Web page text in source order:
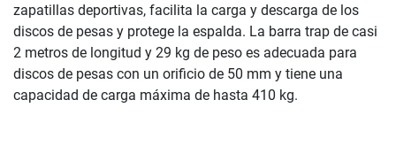
zapatillas deportivas, facilita la carga y descarga de los
discos de pesas y protege la espalda. La barra trap de casi
2 metros de longitud y 29 kg de peso es adecuada para
discos de pesas con un orificio de 50 mm y tiene una
capacidad de carga máxima de hasta 410 kg.